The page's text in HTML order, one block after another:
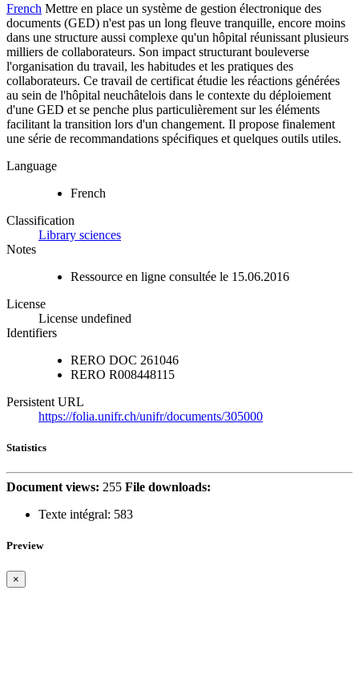
French Mettre en place un système de gestion électronique des
documents (GED) n'est pas un long fleuve tranquille, encore moins
dans une structure aussi complexe qu'un hôpital réunissant plusieurs
milliers de collaborateurs. Son impact structurant bouleverse
l'organisation du travail, les habitudes et les pratiques des
collaborateurs. Ce travail de certificat étudie les réactions générées
au sein de l'hôpital neuchâtelois dans le contexte du déploiement
d'une GED et se penche plus particulièrement sur les éléments
facilitant la transition lors d'un changement. Il propose finalement
une série de recommandations spécifiques et quelques outils utiles.
Language
French
Classification
Library sciences
Notes
Ressource en ligne consultée le 15.06.2016
License
License undefined
Identifiers
RERO DOC 261046
RERO R008448115
Persistent URL
https://folia.unifr.ch/unifr/documents/305000
Statistics
Document views: 255 File downloads:
Texte intégral: 583
Preview
×